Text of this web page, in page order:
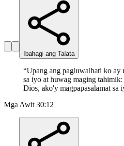
Ibahagi ang Talata
“Upang ang pagluwalhati ko ay
sa iyo at huwag maging
Dios, ako'y magpapasalamat sa
Mga Awit 30:12